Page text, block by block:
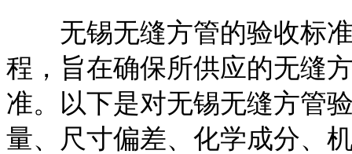
无锡无缝方管的验收标准
程，旨在确保所供应的无缝
准。以下是对无锡无缝方管
量、尺寸偏差、化学成分、